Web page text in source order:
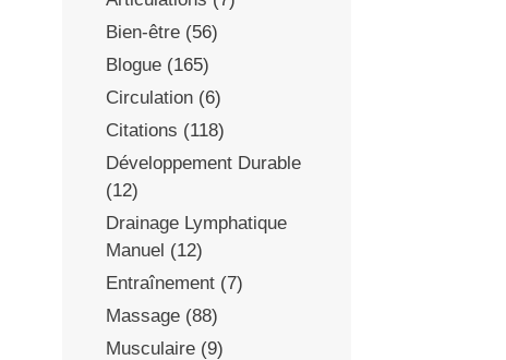
Bien-être (56)
Blogue (165)
Circulation (6)
Citations (118)
Développement Durable
(12)
Drainage Lymphatique
Manuel (12)
Entraînement (7)
Massage (88)
Musculaire (9)